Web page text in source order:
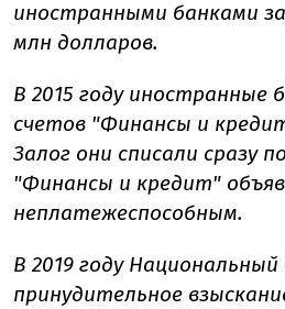
иностранными банками
млн долларов.
В 2015 году иностранные
счетов "Финансы и
Залог они списали сразу
"Финансы и кредит"
неплатежеспособным.
В 2019 году Национальный
принудительное